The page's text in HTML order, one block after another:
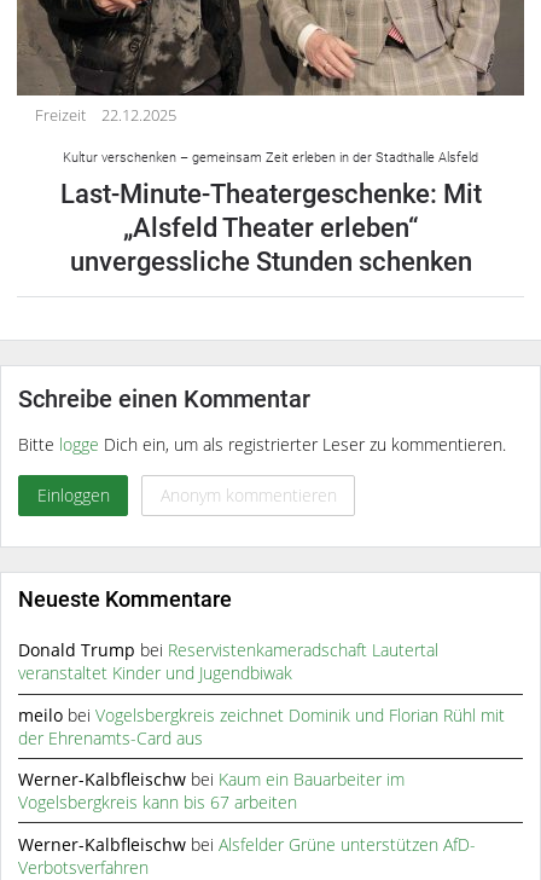
Freizeit 22.12.2025
Kultur verschenken – gemeinsam Zeit erleben in der Stadthalle Alsfeld
Last-Minute-Theatergeschenke: Mit
„Alsfeld Theater erleben“
unvergessliche Stunden schenken
Schreibe einen Kommentar
Bitte logge Dich ein, um als registrierter Leser zu kommentieren.
Einloggen Anonym kommentieren
Neueste Kommentare
Donald Trump bei Reservistenkameradschaft Lautertal
veranstaltet Kinder und Jugendbiwak
meilo beiVogelsbergkreis zeichnet Dominik und Florian Rühl mit
der Ehrenamts-Card aus
Werner-Kalbfleischw bei Kaum ein Bauarbeiter im
Vogelsbergkreis kann bis 67 arbeiten
Werner-Kalbfleischw beiAlsfelder Grüne unterstützen AfD-
Verbotsverfahren